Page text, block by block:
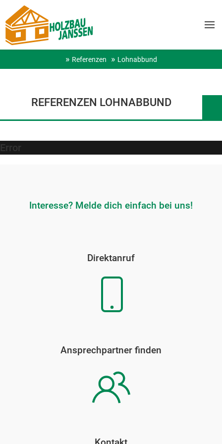
Referenzen Lohnabbund
REFERENZEN LOHNABBUND
Error
Interesse? Melde dich einfach bei uns!
Direktanruf
Ansprechpartner finden